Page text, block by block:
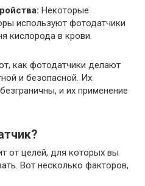
Некоторые
используют фотодатчики
кислорода в крови.
как фотодатчики делают
и безопасной. Их
и их применение
от целей, для которых вы
Вот несколько факторов,